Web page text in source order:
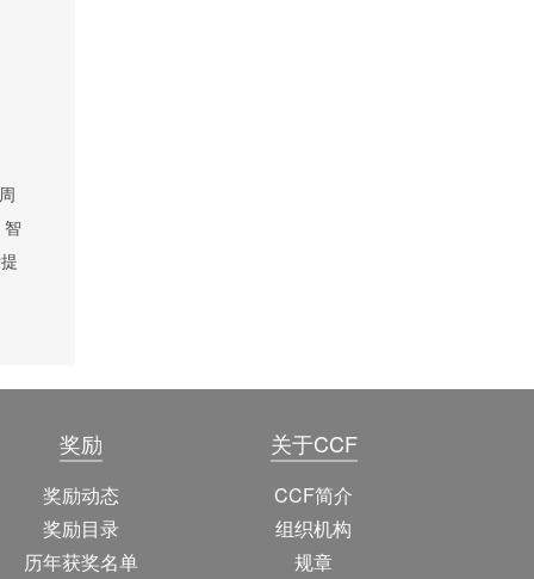
智
奖励
奖励动态
奖励目录
历年获奖名单
关于CCF
CCF简介
组织机构
规章